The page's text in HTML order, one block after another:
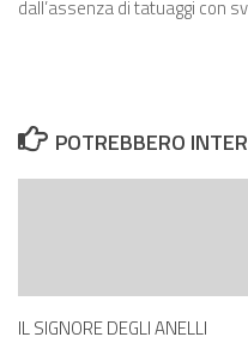
dall’assenza di tatuaggi con
POTREBBERO
IL SIGNORE DEGLI ANELLI